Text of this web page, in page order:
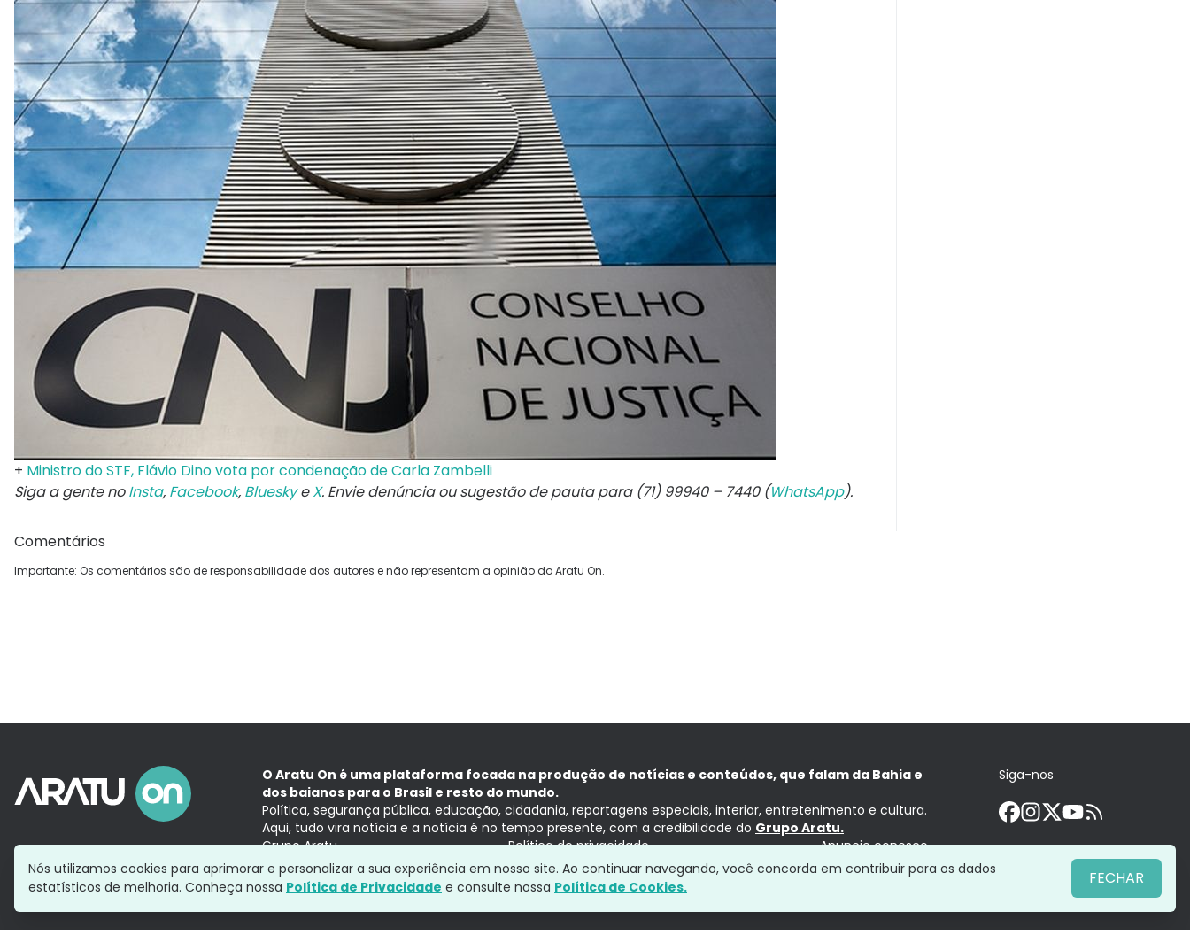
+ Ministro do STF, Flávio Dino vota por condenação de Carla Zambelli
Siga a gente noInsta, Facebook, BlueskyeX. Envie denúncia ou sugestão de pauta para (71) 99940 – 7440 (WhatsApp).
Comentários
Importante: Os comentários são de responsabilidade dos autores e não representam a opinião do Aratu On.
O Aratu On é uma plataforma focada na produção de notícias e conteúdos, que falam da Bahia e
dos baianos para o Brasil e resto do mundo.
Política, segurança pública, educação, cidadania, reportagens especiais, interior, entretenimento e cultura.
Aqui, tudo vira notícia e a notícia é no tempo presente, com a credibilidade do Grupo Aratu.
Grupo Aratu
Política de privacidade Anuncie conosco
Siga-nos
Nós utilizamos cookies para aprimorar e personalizar a sua experiência em nosso site. Ao continuar navegando, você concorda em contribuir para os dados
estatísticos de melhoria. Conheça nossa Política de Privacidade e consulte nossa Política de Cookies. FECHAR